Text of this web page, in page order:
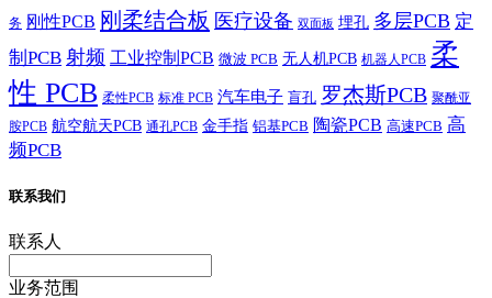
务 刚性PCB 刚柔结合板 医疗设备 双面板 埋孔 多层PCB 定
制PCB 射频 工业控制PCB 微波 PCB 无人机PCB 机器人PCB 柔
性 PCB 柔性PCB 标准 PCB 汽车电子 盲孔 罗杰斯PCB 聚酰亚
胺PCB 航空航天PCB 通孔PCB 金手指 铝基PCB 陶瓷PCB 高速PCB 高
频PCB
联系我们
联系人
业务范围